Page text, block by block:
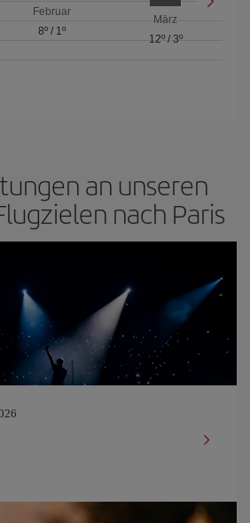
Februar
8º/ 1º
März
12º/ 3º
an unseren
nach Paris